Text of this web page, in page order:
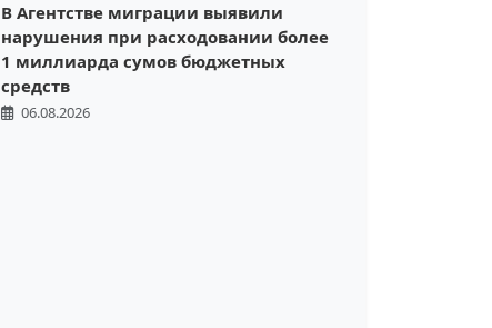
В Агентстве миграции выявили
нарушения при расходовании более
1 миллиарда сумов бюджетных
средств
06.08.2026